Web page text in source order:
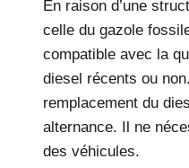
En raison d’une
celle du gazole
compatible avec la
diesel récents ou
remplacement du
alternance. Il ne
des véhicules.